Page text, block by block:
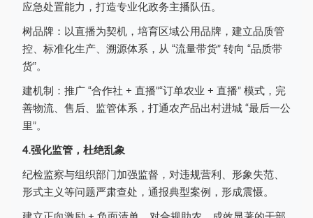
应急处置能力，打造专业化政务主播队伍。
树品牌：以直播为契机，培育区域公用品牌，建立品质管
控、标准化生产、溯源体系，从 “流量带货” 转向 “品质带
货”。
建机制：推广 “合作社 + 直播”“订单农业 + 直播” 模式，完
善物流、售后、监管体系，打通农产品出村进城 “最后一公
里”。
4.强化监管，杜绝乱象
纪检监察与组织部门加强监督，对违规营利、形象失范、
形式主义等问题严肃查处，通报典型案例，形成震慑。